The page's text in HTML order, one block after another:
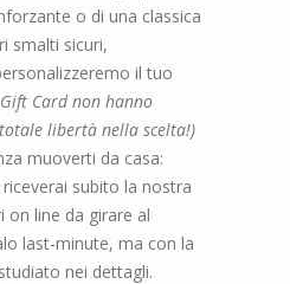
o di una classica
smalti sicuri,
il tuo
Card non hanno
libertà nella scelta!)
muoverti da casa:
subito la nostra
on line da girare al
last-minute, ma con la
nei dettagli.